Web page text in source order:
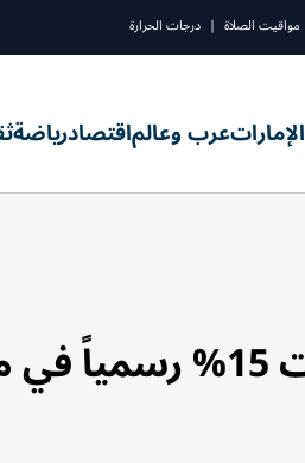
مواقيت الصلاة | درجات الحرارة
الإماراتعرب وعالماقتصادرياضة
زيادة المعاشات